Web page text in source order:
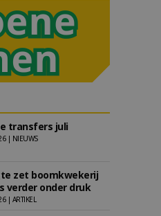
transfers juli
| NIEUWS
zet boomkwekerij
verder onder druk
| ARTIKEL